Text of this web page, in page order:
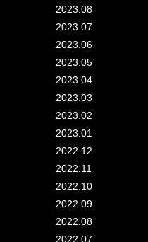
2023.08
2023.07
2023.06
2023.05
2023.04
2023.03
2023.02
2023.01
2022.12
2022.11
2022.10
2022.09
2022.08
2022.07